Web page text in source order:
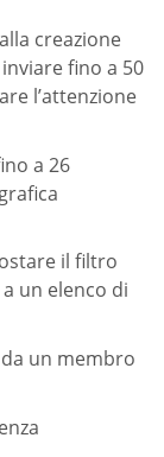
creazione
fino a 50
l’attenzione
a 26
il filtro
un elenco di
un membro